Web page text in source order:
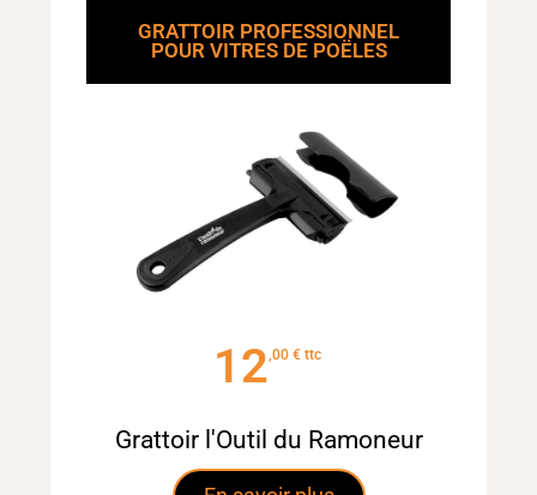
GRATTOIR PROFESSIONNEL
POUR VITRES DE POËLES
12 €
Grattoir l'Outil du Ramoneur